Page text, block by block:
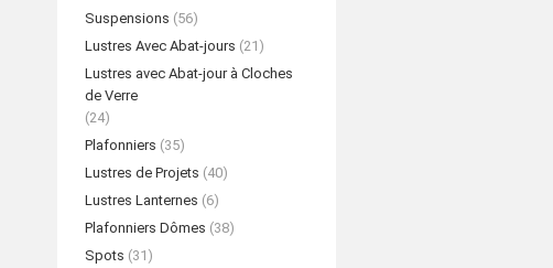
Suspensions (56)
Lustres Avec Abat-jours (21)
Lustres avec Abat-jour à Cloches
de Verre
(24)
Plafonniers (35)
Lustres de Projets (40)
Lustres Lanternes (6)
Plafonniers Dômes (38)
Spots (31)